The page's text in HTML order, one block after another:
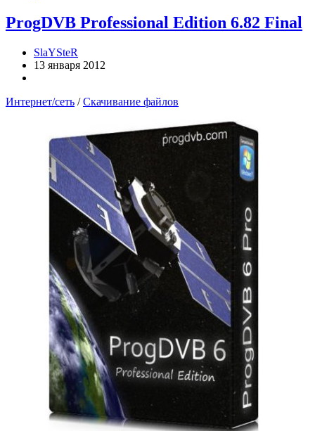
ProgDVB Professional Edition 6.82 Final
SlaYSteR
13 января 2012
Интернет/сеть /Скачивание файлов